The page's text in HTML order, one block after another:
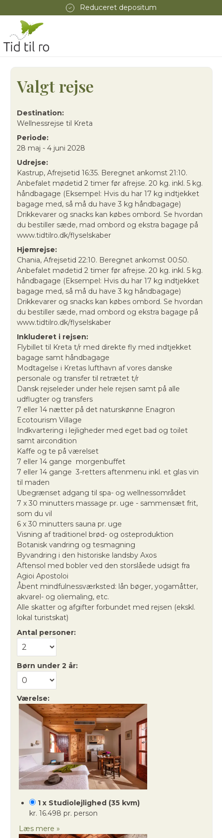
Reduceret depositum
Valgt rejse
Destination:
Wellnessrejse til Kreta
Periode:
28 maj - 4 juni 2028
Udrejse:
Kastrup, Afrejsetid 16:35. Beregnet ankomst 21:10.
Anbefalet mødetid 2 timer før afrejse. 20 kg. inkl. 5 kg.
håndbagage (Eksempel: Hvis du har 17 kg indtjekket
bagage med, så må du have 3 kg håndbagage)
Drikkevarer og snacks kan købes ombord. Se hvordan
du bestiller sæde, mad ombord og ekstra bagage på
www.tidtilro.dk/flyselskaber
Hjemrejse:
Chania, Afrejsetid 22:10. Beregnet ankomst 00:50.
Anbefalet mødetid 2 timer før afrejse. 20 kg. inkl. 5 kg.
håndbagage (Eksempel: Hvis du har 17 kg indtjekket
bagage med, så må du have 3 kg håndbagage)
Drikkevarer og snacks kan købes ombord. Se hvordan
du bestiller sæde, mad ombord og ekstra bagage på
www.tidtilro.dk/flyselskaber
Inkluderet i rejsen:
Flybillet til Kreta t/r med direkte fly med indtjekket
bagage samt håndbagage
Modtagelse i Kretas lufthavn af vores danske
personale og transfer til retrætet t/r
Dansk rejseleder under hele rejsen samt på alle
udflugter og transfers
7 eller 14 nætter på det naturskønne Enagron
Ecotourism Village
Indkvartering i lejligheder med eget bad og toilet
samt aircondition
Kaffe og te på værelset
7 eller 14 gange morgenbuffet
7 eller 14 gange 3-retters aftenmenu inkl. et glas vin
til maden
Ubegrænset adgang til spa- og wellnessområdet
7 x 30 minutters massage pr. uge - sammensæt frit,
som du vil
6 x 30 minutters sauna pr. uge
Visning af traditionel brød- og osteproduktion
Botanisk vandring og tesmagning
Byvandring i den historiske landsby Axos
Aftensol med bobler ved den storslåede udsigt fra
Agioi Apostoloi
Åbent mindfulnessværksted: lån bøger, yogamåtter,
akvarel- og oliemaling, etc.
Alle skatter og afgifter forbundet med rejsen (ekskl.
lokal turistskat)
Antal personer:
Børn under 2 år:
Værelse:
1 x Studiolejlighed (35 kvm)
kr. 16.498 pr. person
Læs mere »